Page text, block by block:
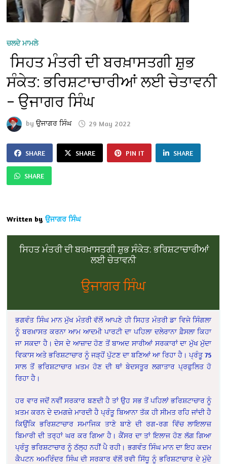
ਚਲਦੇ ਮਾਮਲੇ
ਸਿਹਤ ਮੰਤਰੀ ਦੀ ਬਰਖ਼ਾਸਤਗੀ ਸ਼ੁਭ
ਸੰਕੇਤ: ਭਰਿਸ਼ਟਾਚਾਰੀਆਂ ਲਈ ਚੇਤਾਵਨੀ
– ਉਜਾਗਰ ਸਿੰਘ
byਉਜਾਗਰ ਸਿੰਘ 29 May 2022
SHARE SHARE PIN IT SHARE
SHARE
Written by ਉਜਾਗਰ ਸਿੰਘ
ਸਿਹਤ ਮੰਤਰੀ ਦੀ ਬਰਖ਼ਾਸਤਗੀ ਸ਼ੁਭ ਸੰਕੇਤ: ਭਰਿਸ਼ਟਾਚਾਰੀਆਂ
ਲਈ ਚੇਤਾਵਨੀ
ਉਜਾਗਰ ਸਿੰਘ
ਭਗਵੰਤ ਸਿੰਘ ਮਾਨ ਮੁੱਖ ਮੰਤਰੀ ਵੱਲੋਂ ਆਪਣੇ ਹੀ ਸਿਹਤ ਮੰਤਰੀ ਡਾ ਵਿਜੇ ਸਿੰਗਲਾ
ਨੂੰ ਬਰਖ਼ਾਸਤ ਕਰਨਾ ਆਮ ਆਦਮੀ ਪਾਰਟੀ ਦਾ ਪਹਿਲਾ ਦਲੇਰਾਨਾ ਫ਼ੈਸਲਾ ਕਿਹਾ
ਜਾ ਸਕਦਾ ਹੈ। ਦੇਸ ਦੇ ਆਜ਼ਾਦ ਹੋਣ ਤੋਂ ਬਾਅਦ ਸਾਰੀਆਂ ਸਰਕਾਰਾਂ ਦਾ ਮੁੱਖ ਮੁੱਦਾ
ਵਿਕਾਸ ਅਤੇ ਭਰਿਸ਼ਟਾਚਾਰ ਨੂੰ ਜੜ੍ਹੋਂ ਪੁੱਟਣ ਦਾ ਬਣਿਆਂ ਆ ਰਿਹਾ ਹੈ। ਪ੍ਰੰਤੂ 75
ਸਾਲ ਤੋਂ ਭਰਿਸ਼ਟਾਚਾਰ ਖ਼ਤਮ ਹੋਣ ਦੀ ਥਾਂ ਬੇਦਸਤੂਰ ਲਗਾਤਾਰ ਪ੍ਰਫੁਲਿਤ ਹੋ
ਰਿਹਾ ਹੈ।
ਹਰ ਵਾਰ ਜਦੋਂ ਨਵੀਂ ਸਰਕਾਰ ਬਣਦੀ ਹੈ ਤਾਂ ਉਹ ਸਭ ਤੋਂ ਪਹਿਲਾਂ ਭਰਿਸ਼ਟਾਚਾਰ ਨੂੰ
ਖ਼ਤਮ ਕਰਨ ਦੇ ਦਮਗਜ਼ੇ ਮਾਰਦੀ ਹੈ ਪ੍ਰੰਤੂ ਬਿਆਨਾ ਤੱਕ ਹੀ ਸੀਮਤ ਰਹਿ ਜਾਂਦੀ ਹੈ
ਕਿਉਂਕਿ ਭਰਿਸ਼ਟਾਚਾਰ ਸਮਾਜਿਕ ਤਾਣੇ ਬਾਣੇ ਦੀ ਰਗ-ਰਗ ਵਿੱਚ ਲਾਇਲਾਜ਼
ਬਿਮਾਰੀ ਦੀ ਤਰ੍ਹਾਂ ਘਰ ਕਰ ਗਿਆ ਹੈ। ਕੈਂਸਰ ਦਾ ਤਾਂ ਇਲਾਜ ਹੋਣ ਲੱਗ ਗਿਆ
ਪ੍ਰੰਤੂ ਭਰਿਸ਼ਟਾਚਾਰ ਨੂੰ ਠੱਲ੍ਹ ਨਹੀਂ ਪੈ ਰਹੀ। ਭਗਵੰਤ ਸਿੰਘ ਮਾਨ ਦਾ ਇਹ ਕਦਮ
ਕੈਪਟਨ ਅਮਰਿੰਦਰ ਸਿੰਘ ਦੀ ਸਰਕਾਰ ਵੱਲੋਂ ਰਵੀ ਸਿੱਧੂ ਨੂੰ ਭਰਿਸ਼ਟਾਚਾਰ ਦੇ ਮੁੱਦੇ